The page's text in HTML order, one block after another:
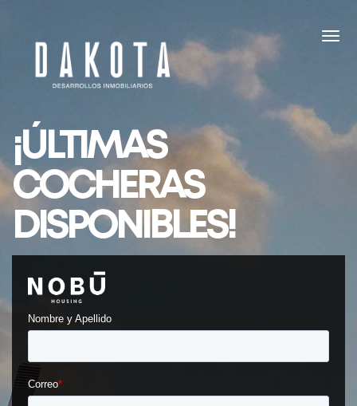
¡ÚLTIMAS
COCHERAS
DISPONIBLES!